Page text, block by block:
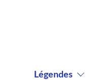
Légendes